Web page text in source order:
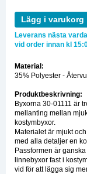
Lägg i varukorg
Leverans nästa
vid order innan kl
Material:
35% Polyester -
Produktbeskrivning:
Byxorna 30-01111 är
mellanting mellan
kostymbyxor.
Materialet är mjukt
med alla detaljer en
Passformen är
linnebyxor fast i
vid för att lägga sig